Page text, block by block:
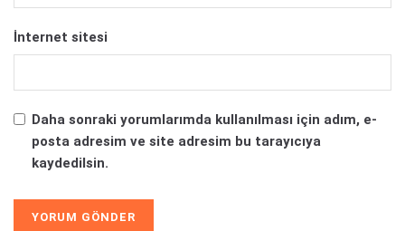
İnternet sitesi
Daha sonraki yorumlarımda kullanılması için adım, e-
posta adresim ve site adresim bu tarayıcıya
kaydedilsin.